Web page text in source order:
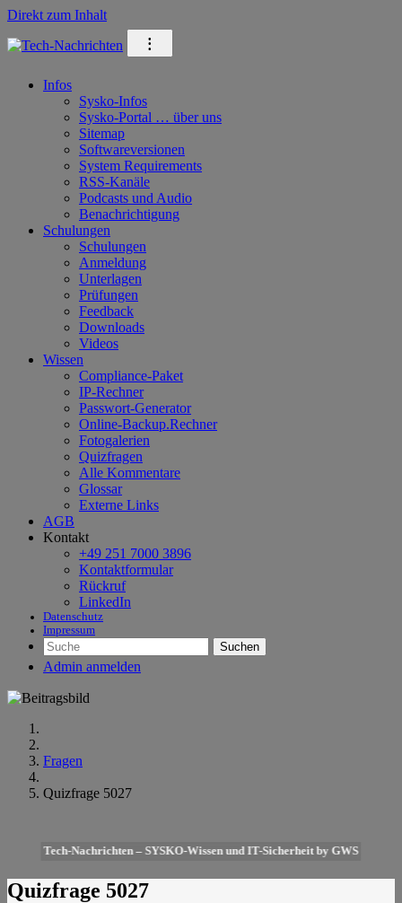
Direkt zum Inhalt
⁝
Infos
Sysko-Infos
Sysko-Portal … über uns
Sitemap
Softwareversionen
System Requirements
RSS-Kanäle
Podcasts und Audio
Benachrichtigung
Schulungen
Schulungen
Anmeldung
Unterlagen
Prüfungen
Feedback
Downloads
Videos
Wissen
Compliance-Paket
IP-Rechner
Passwort-Generator
Online-Backup.Rechner
Fotogalerien
Quizfragen
Alle Kommentare
Glossar
Externe Links
AGB
Kontakt
+49 251 7000 3896
Kontaktformular
Rückruf
LinkedIn
Datenschutz
Impressum
Suchen
Admin anmelden
Fragen
Quizfrage 5027
Tech-Nachrichten – SYSKO-Wissen und IT-Sicherheit by GWS
Quizfrage 5027